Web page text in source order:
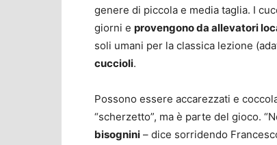
genere di piccola e media taglia. I
giorni e provengono da allevatori
soli umani per la classica lezione
cuccioli.
Possono essere accarezzati e
“scherzetto”, ma è parte del gioco.
bisognini – dice sorridendo